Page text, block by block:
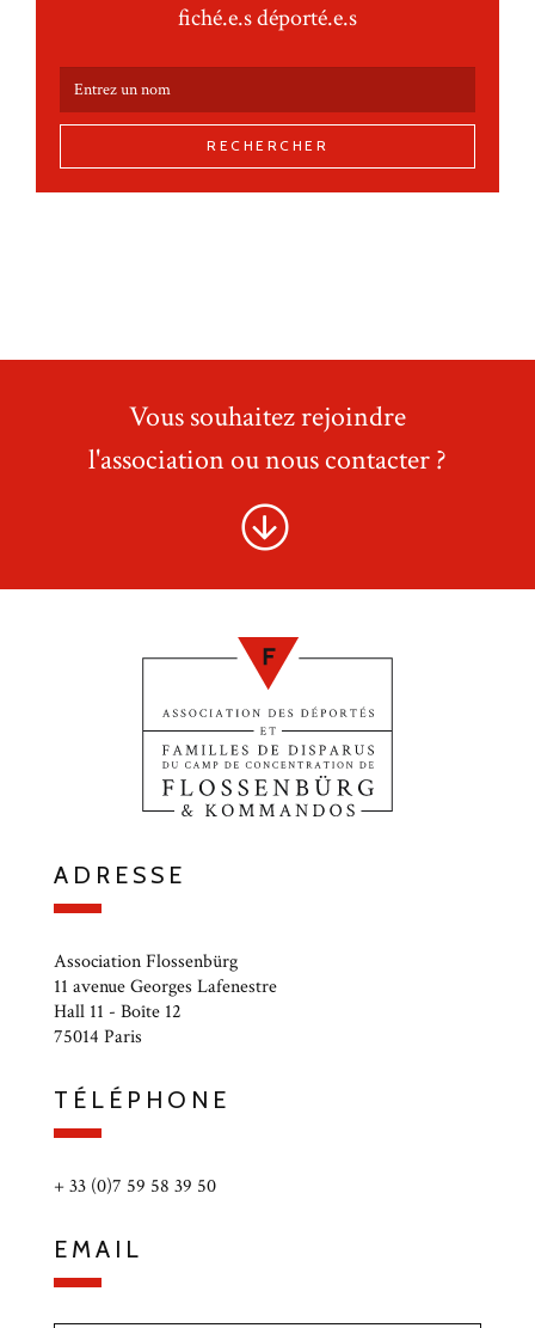
fiché.e.s déporté.e.s
RECHERCHER
Vous souhaitez rejoindre
l'association ou nous contacter ?
ADRESSE
Association Flossenbürg
11 avenue Georges Lafenestre
Hall 11 - Boîte 12
75014 Paris
TÉLÉPHONE
+ 33 (0)7 59 58 39 50
EMAIL